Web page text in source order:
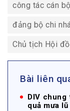
công tác cán
đảng bộ chi
Chủ tịch Hội
Bài liên
DIV
quả mưa lũ